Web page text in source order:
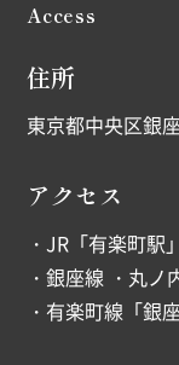
Access
住所
東京都中央区銀
アクセス
・JR「有楽町駅
・銀座線 ・丸
・有楽町線「銀